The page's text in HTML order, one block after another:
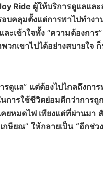
Ride ผู้ให้บริการดูแลแล
บคลุมตั้งแต่การพาไปทำงา
และเข้าใจทั้ง “ความต้องการ”
วกเขาไปได้อย่างสบายใจ
รดูแล” แต่ต้องไปไกลถึงกา
การใช้ชีวิตย่อมดีกว่าการ
ยหมดไฟ เพียงแต่ที่ผ่านมา
กษียณ” ให้กลายเป็น “อีกช่ว